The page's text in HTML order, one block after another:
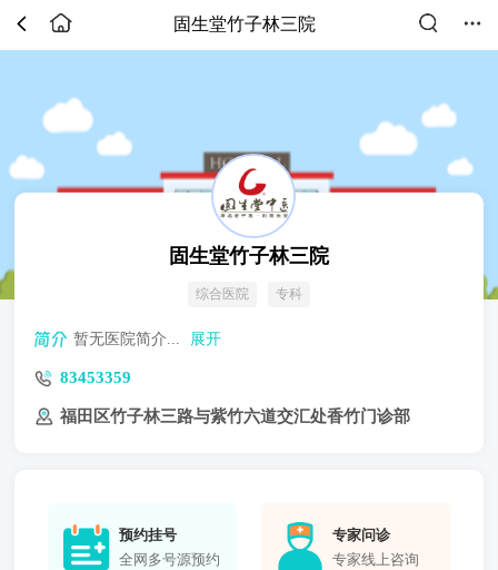
固生堂竹子林三院
固生堂竹子林三院
综合医院 专科
暂无医院简介... 展开
83453359
福田区竹子林三路与紫竹六道交汇处香竹门诊部
预约挂号
全网多号源预约
专家问诊
专家线上咨询